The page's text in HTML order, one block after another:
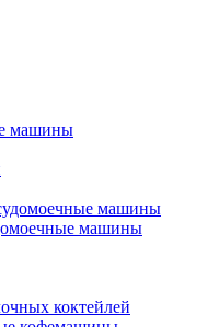
машины
машины
машины
коктейлей